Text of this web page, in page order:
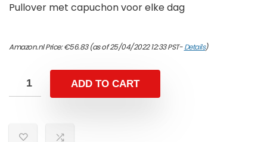
Pullover met capuchon voor elke dag
Amazon.nl Price:€56.83(as of 25/04/2022 12:33 PST-Details)
ADD TO CART